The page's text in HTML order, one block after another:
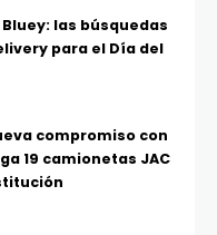
las búsquedas
para el Día del
compromiso con
19 camionetas JAC